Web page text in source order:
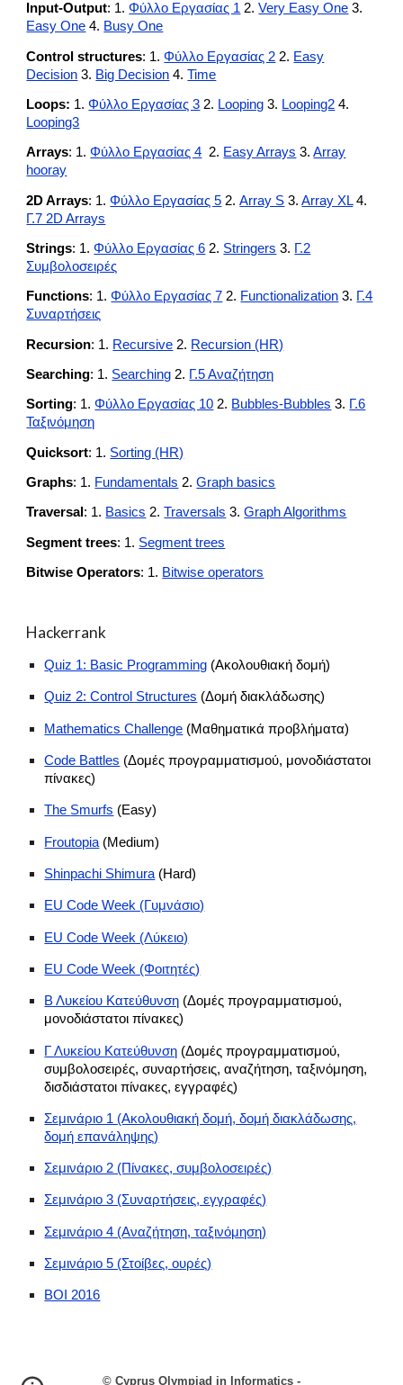
Input-Output: 1.Φύλλο Εργασίας 1 2.Very Easy One 3.
Easy Οne 4. Busy One
Control structures: 1.Φύλλο Εργασίας 2 2. Easy
Decision 3. Big Decision 4.Time
Loops: 1.Φύλλο Εργασίας 3 2. Looping 3. Looping2 4.
Looping3
Arrays: 1.Φύλλο Εργασίας 4 2. Easy Arrays 3.Array
hooray
2D Arrays: 1.Φύλλο Εργασίας 5 2.Array S 3.Array XL4.
Γ.7 2D Arrays
Strings: 1.Φύλλο Εργασίας 6 2. Stringers 3. Γ.2
Συμβολοσειρές
Functions: 1.Φύλλο Εργασίας 7 2. Functionalization 3. Γ.4
Συναρτήσεις
Recursion: 1. Recursive 2. Recursion (HR)
Searching: 1. Searching 2. Γ.5 Αναζήτηση
Sorting: 1.Φύλλο Εργασίας 10 2. Bubbles-Bubbles 3. Γ.6
Ταξινόμηση
Quicksort: 1. Sorting (HR)
Graphs: 1. Fundamentals 2.Graph basics
Traversal : 1. Basics 2.Traversals 3.Graph Algorithms
Segment trees: 1. Segment trees
Bitwise Operators: 1. Bitwise operators
Hackerrank
Quiz 1: Basic Programming (Ακολουθιακή δομή)
Quiz 2: Control Structures (Δομή διακλάδωσης)
Mathematics Challenge (Μαθηματικά προβλήματα)
Code Battles (Δομές προγραμματισμού, μονοδιάστατοι
πίνακες)
The Smurfs (Easy)
Froutopia (Medium)
Shinpachi Shimura (Hard)
EU Code Week (Γυμνάσιο)
EU Code Week (Λύκειο)
EU Code Week (Φοιτητές)
Β Λυκείου Κατεύθυνση (Δομές προγραμματισμού,
μονοδιάστατοι πίνακες)
Γ Λυκείου Κατεύθυνση (Δομές προγραμματισμού,
συμβολοσειρές, συναρτήσεις, αναζήτηση, ταξινόμηση,
δισδιάστατοι πίνακες, εγγραφές)
Σεμινάριο 1 (Ακολουθιακή δομή, δομή διακλάδωσης,
δομή επανάληψης)
Σεμινάριο 2 (Πίνακες, συμβολοσειρές)
Σεμινάριο 3 (Συναρτήσεις, εγγραφές)
Σεμινάριο 4 (Αναζήτηση, ταξινόμηση)
Σεμινάριο 5 (Στοίβες, ουρές)
BOI 2016
© Cyprus Olympiad in Informatics -